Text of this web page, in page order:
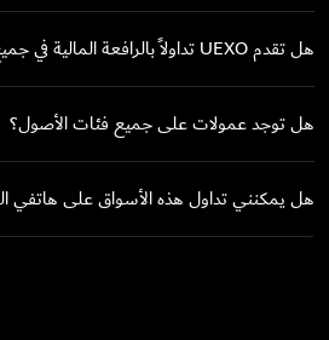
هل تقدم UEXO تداولاً بالرافعة المالية في جميع الأسواق؟
هل توجد عمولات على جميع فئات الأصول؟
هل يمكنني تداول هذه الأسواق على هاتفي